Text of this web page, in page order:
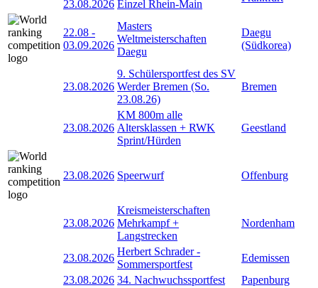
23.08.2026 Einzel Rhein-Main
22.08 -
03.09.2026
Masters
Weltmeisterschaften
Daegu
Daegu
(Südkorea)
23.08.2026
9. Schülersportfest des SV
Werder Bremen (So.
23.08.26)
Bremen
23.08.2026
KM 800m alle
Altersklassen + RWK
Sprint/Hürden
Geestland
23.08.2026 Speerwurf Offenburg
23.08.2026
Kreismeisterschaften
Mehrkampf +
Langstrecken
Nordenham
23.08.2026
Herbert Schrader -
Sommersportfest
Edemissen
23.08.2026 34. Nachwuchssportfest Papenburg